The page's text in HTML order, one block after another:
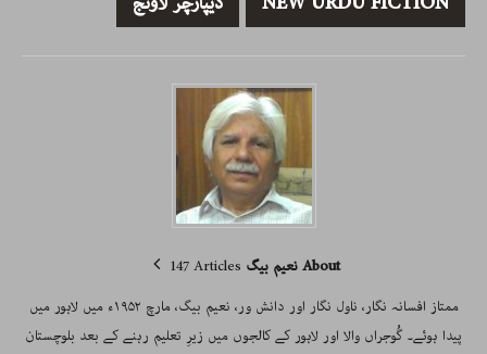
About نعیم بیگ
147 Articles
ممتاز افسانہ نگار، ناول نگار اور دانش ور، نعیم بیگ، مارچ ۱۹۵۲ء میں لاہور میں
پیدا ہوئے۔ گُوجراں والا اور لاہور کے کالجوں میں زیرِ تعلیم رہنے کے بعد بلوچستان